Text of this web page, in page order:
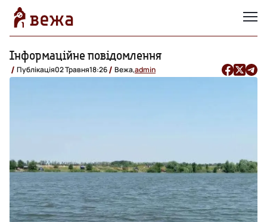
Інформаційне повідомлення
Публікація02 Травня18:26 Вежа,admin